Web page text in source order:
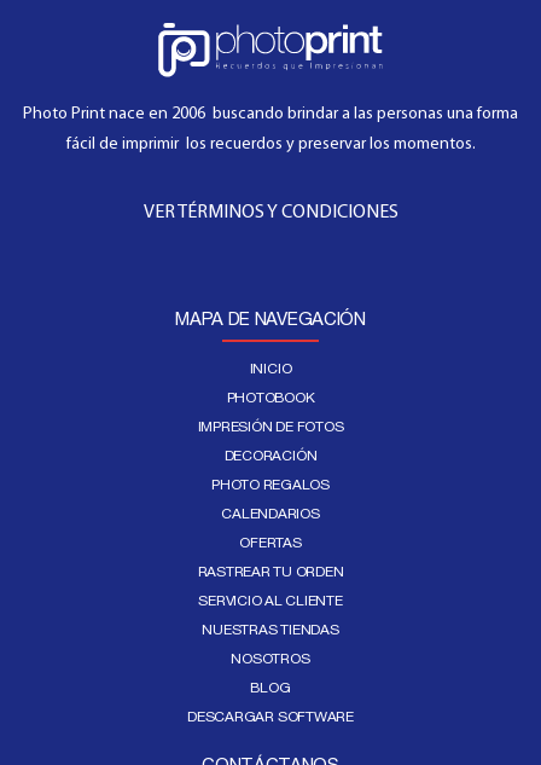
Photo Print nace en 2006 buscando brindar a las personas una forma
fácil de imprimir los recuerdos y preservar los momentos.
VER TÉRMINOS Y CONDICIONES
MAPA DE NAVEGACIÓN
INICIO
PHOTOBOOK
IMPRESIÓN DE FOTOS
DECORACIÓN
PHOTO REGALOS
CALENDARIOS
OFERTAS
RASTREAR TU ORDEN
SERVICIO AL CLIENTE
NUESTRAS TIENDAS
NOSOTROS
BLOG
DESCARGAR SOFTWARE